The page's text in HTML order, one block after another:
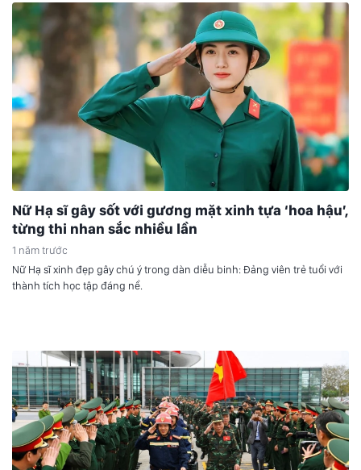
Nữ Hạ sĩ gây sốt với gương mặt xinh tựa ‘hoa hậu’,
từng thi nhan sắc nhiều lần
1 năm trước
Nữ Hạ sĩ xinh đẹp gây chú ý trong dàn diễu binh: Đảng viên trẻ tuổi với
thành tích học tập đáng nể.